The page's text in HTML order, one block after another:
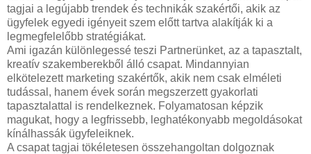
tagjai a legújabb trendek és technikák szakértői, akik az
ügyfelek egyedi igényeit szem előtt tartva alakítják ki a
legmegfelelőbb stratégiákat.
Ami igazán különlegessé teszi Partnerünket, az a tapasztalt,
kreatív szakemberekből álló csapat. Mindannyian
elkötelezett marketing szakértők, akik nem csak elméleti
tudással, hanem évek során megszerzett gyakorlati
tapasztalattal is rendelkeznek. Folyamatosan képzik
magukat, hogy a legfrissebb, leghatékonyabb megoldásokat
kínálhassák ügyfeleiknek.
A csapat tagjai tökéletesen összehangoltan dolgoznak